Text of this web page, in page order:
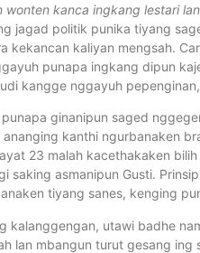
wonten kanca ingkang lestari
jagad politik punika tiyang
kekancan kaliyan mengsah.
punapa ingkang dipun
kangge nggayuh
ginanipun saged
kanthi ngurbanaken
23 malah kacethakaken
saking asmanipun Gusti.
tiyang sanes, kenging
kalanggengan, utawi badhe
lan mbangun turut gesang